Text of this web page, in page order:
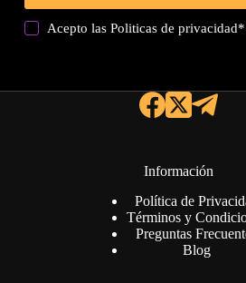
Acepto lasPoliticas de privacidad*
Información
Política de
Términos y
Preguntas
Blog